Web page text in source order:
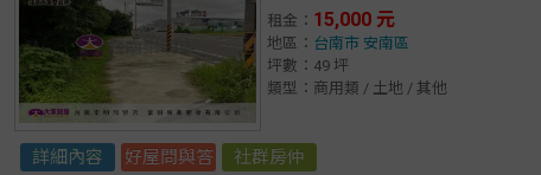
租金： 15,000 元
地區： 台南市 安南區
坪數：49 坪
類型：商用類 / 土地 / 其他
詳細內容 好屋問與答 社群房仲